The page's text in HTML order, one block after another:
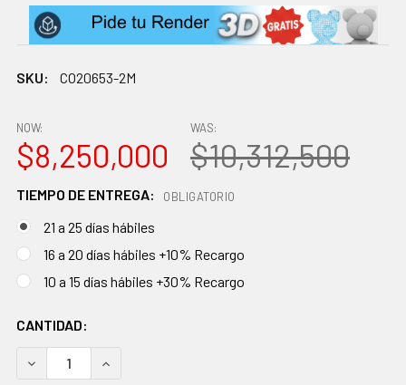
SKU: CO20653-2M
NOW:
$8,250,000
WAS:
$10,312,500
TIEMPO DE ENTREGA: OBLIGATORIO
21 a 25 días hábiles
16 a 20 días hábiles +10% Recargo
10 a 15 días hábiles +30% Recargo
EXISTENCIAS
ACTUALES:
CANTIDAD:
DISMINUIR CANTIDAD:AUMENTAR CANTIDAD: